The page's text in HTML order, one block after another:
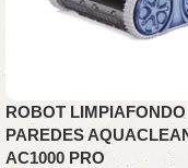
ROBOT
PAREDES
AC1000 PRO